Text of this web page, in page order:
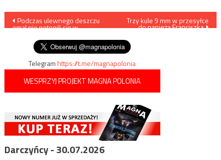
Nawigacja
wpisu
Podczas ulewnego deszczu
omal nie potopili się w…
Trzy kule 9 mm w przesyłce
do papieża Franciszka
Telegramhttps://t.me/magnapolonia
WESPRZYJ PROJEKT MAGNA POLONIA
Darczyńcy - 30.07.2026